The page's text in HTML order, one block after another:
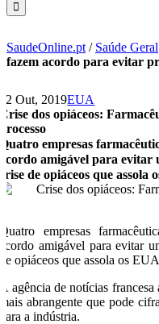
SaudeOnline.pt / Saúde Geral
fazem acordo para evitar
22 Out, 2019EUA
Crise dos opiáceos:
processo
Quatro empresas
acordo amigável para evitar
crise de opiáceos que
Quatro empresas
acordo amigável para evitar
de opiáceos que assola os
A agência de notícias francesa
mais abrangente que pode
para a indústria.